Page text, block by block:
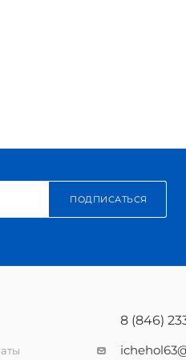
ПОДПИСАТЬСЯ
8 (846)